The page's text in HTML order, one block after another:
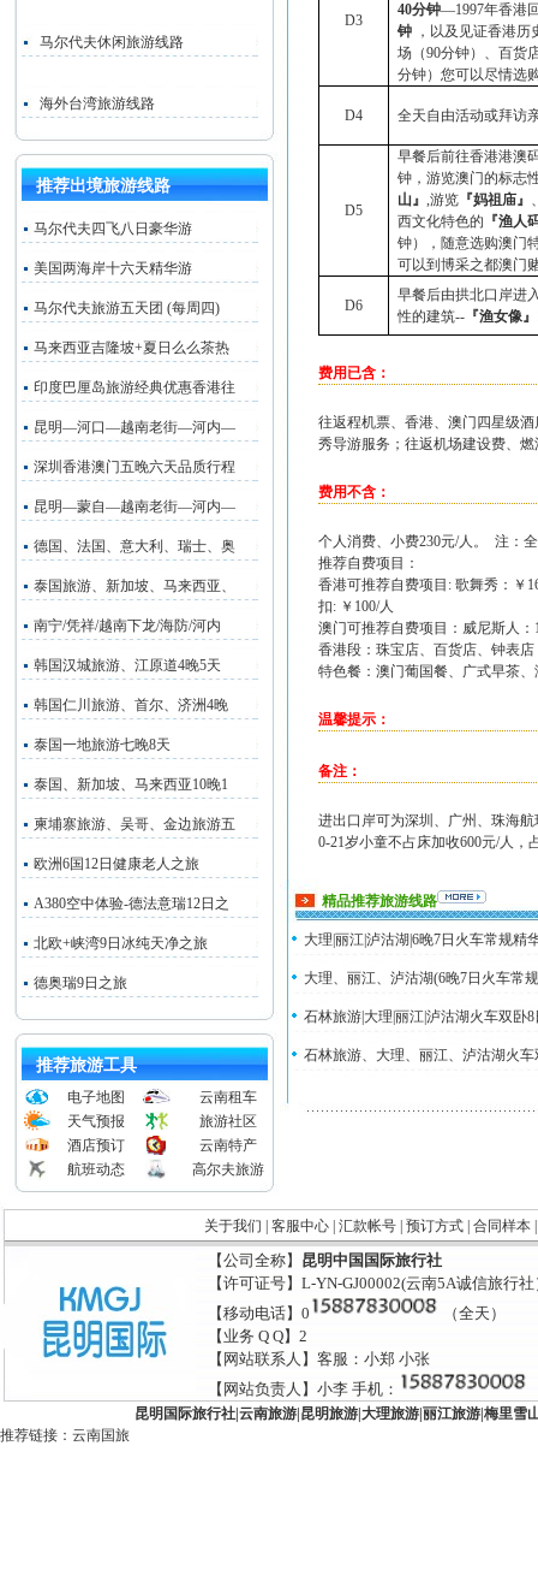
马尔代夫休闲旅游线路
海外台湾旅游线路
推荐出境旅游线路
马尔代夫四飞八日豪华游
美国两海岸十六天精华游
马尔代夫旅游五天团 (每周四)
马来西亚吉隆坡+夏日么么茶热
印度巴厘岛旅游经典优惠香港往
昆明—河口—越南老街—河内—
深圳香港澳门五晚六天品质行程
昆明—蒙自—越南老街—河内—
德国、法国、意大利、瑞士、奥
泰国旅游、新加坡、马来西亚、
南宁/凭祥/越南下龙/海防/河内
韩国汉城旅游、江原道4晚5天
韩国仁川旅游、首尔、济洲4晚
泰国一地旅游七晚8天
泰国、新加坡、马来西亚10晚1
柬埔寨旅游、吴哥、金边旅游五
欧洲6国12日健康老人之旅
A380空中体验-德法意瑞12日之
北欧+峡湾9日冰纯天净之旅
德奥瑞9日之旅
推荐旅游工具
电子地图
云南租车
天气预报
旅游社区
酒店预订
云南特产
航班动态
高尔夫旅游
D3
40分钟—1997年香港
钟 ， 以及见证香港历
场（90分钟）、百货
分钟）您可以尽情选
D4 全天自由活动或拜访
D5
早餐后前往香港港澳
钟，游览澳门的标志
山』,游览 『妈祖庙』
西文化特色的 『渔人
钟），随意选购澳门
可以到博采之都澳门
D6
早餐后由拱北口岸进
性的建筑-- 『渔女像』
费用已含：
往返程机票、香港、澳门四星级
秀导游服务；往返机场建设费、
费用不含：
个人消费、小费230元/人。 注：
推荐自费项目：
香港可推荐自费项目: 歌舞秀：￥
扣: ￥100/人
澳门可推荐自费项目：威尼斯人：
香港段：珠宝店、百货店、
特色餐：澳门葡国餐、广式早茶、
温馨提示：
备注：
进出口岸可为深圳、广州、珠海
0-21岁小童不占床加收600元/人，
精品推荐旅游线路
大理|丽江|泸沽湖|6晚7日火车常规精
大理、丽江、泸沽湖(6晚7日火车常
石林旅游|大理|丽江|泸沽湖火车双卧
石林旅游、大理、丽江、泸沽湖火
关于我们 客服中心| 汇款帐号| 预订方式| 合同样本
【公司全称】 昆明中国国际旅行社
【许可证号】L-YN-GJ00002(云南5A诚信旅行社
【移动电话】0
（全天）
【业务 Q Q】2
【网站联系人】客服：小郑 小张
【网站负责人】小李 手机：
昆明国际旅行社| 云南旅游| 昆明旅游| 大理旅游| 丽江旅游| 梅里雪
推荐链接： 云南国旅